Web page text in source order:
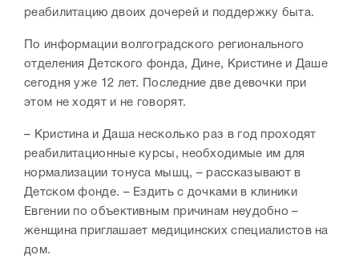
реабилитацию двоих дочерей и поддержку быта.
По информации волгоградского регионального
отделения Детского фонда, Дине, Кристине и Даше
сегодня уже 12 лет. Последние две девочки при
этом не ходят и не говорят.
– Кристина и Даша несколько раз в год проходят
реабилитационные курсы, необходимые им для
нормализации тонуса мышц, – рассказывают в
Детском фонде. – Ездить с дочками в клиники
Евгении по объективным причинам неудобно –
женщина приглашает медицинских специалистов на
дом.